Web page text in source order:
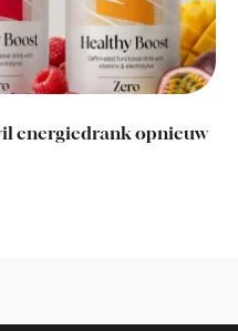
energiedrank opnieuw